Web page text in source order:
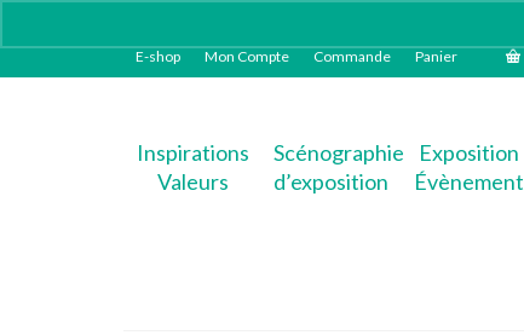
E-shop Mon Compte Commande Panier
Inspirations
Valeurs
Scénographie
d’exposition
Exposition
Évènement